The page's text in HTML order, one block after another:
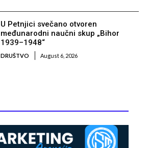
U Petnjici svečano otvoren
međunarodni naučni skup „Bihor
1939–1948“
DRUŠTVO August 6, 2026